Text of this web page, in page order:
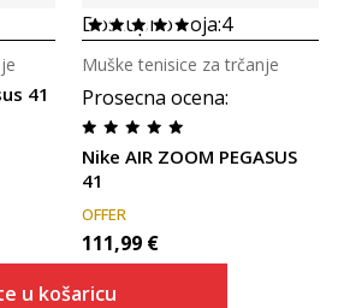
41
u košaricu
Dostupno boja:4
Prosecna ocena:
Nike AIR ZOOM PEGASUS
41
Muške tenisice za trčanje
OFFER
111,99 €